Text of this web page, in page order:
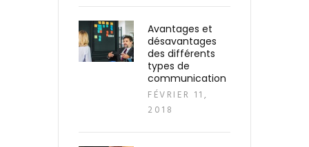
Avantages et
désavantages
des différents
types de
communication
FÉVRIER 11,
2018